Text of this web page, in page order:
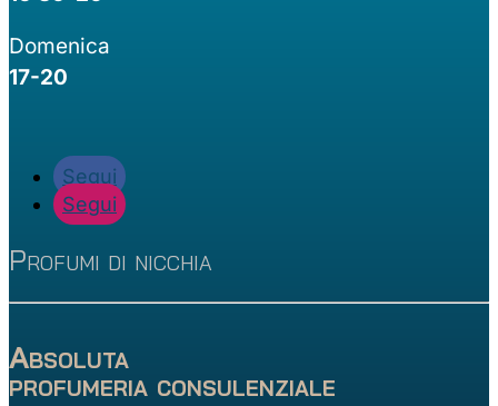
Domenica
17-20
Segui
Segui
Profumi di nicchia
Absoluta
profumeria consulenziale